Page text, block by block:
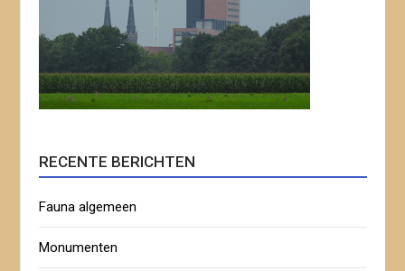
RECENTE BERICHTEN
Fauna algemeen
Monumenten